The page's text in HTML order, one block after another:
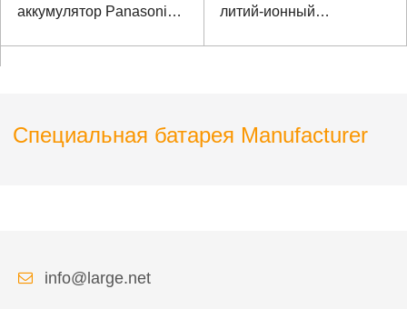
аккумулятор Panasonic
литий-ионный
Специальная батарея Manufacturer
info@large.net